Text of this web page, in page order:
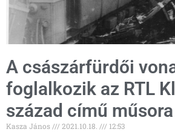
A császárfürdői
foglalkozik az RTL
század című műsora
Kasza János 2021.10.18. 12:53